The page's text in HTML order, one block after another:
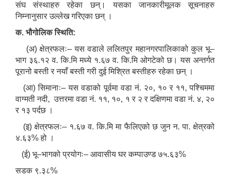
संघ संस्थाहरु रहेका छन्। यसका जानकारीमूलक सूचनाहरु
निम्नानुसार उल्लेख गरिएका छन् ।
क. भौगोलिक स्थिति:
(अ) क्षेत्रफलः– यस वडाले ललितपुर महानगरपालिकाको कुल भू–
भाग ३६.१२ व. कि.मि मध्ये १.६७ व. कि.मि ओगटेको छ। यस अन्तर्गत
पूरानो बस्ती र नयाँ बस्ती गरी दुई मिश्रित बस्तीहरु रहेका छन् ।
(आ) सिमानाः– यस वडाको पूर्वमा वडा नं. २०, १० र ११, पश्चिममा
वाग्मती नदी, उत्तरमा वडा नं. ११, १०, १ र २ र दक्षिणमा वडा नं. ४, २०
र १३ पर्दछ ।
(इ) क्षेत्रफलः– १.६७ व. कि.मि मा फैलिएको छ जुन न. पा. क्षेत्रको
४.६३% हो ।
(ई) भू–भागको प्रयोगः– आवासीय घर कम्पाउण्ड ७५.६३%
सडक ९.३८%